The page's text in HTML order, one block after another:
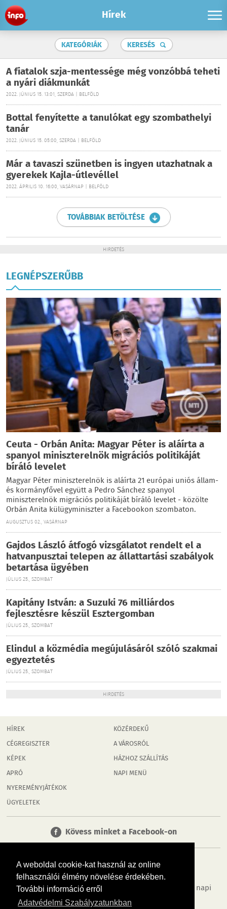
A weboldal cookie-kat használ az online
felhasználói élmény növelése érdekében.
További információ erről
Adatvédelmi Szabályzatunkban
Hírek
KATEGÓRIÁK KERESÉS
A fiatalok szja-mentessége még vonzóbbá teheti
a nyári diákmunkát
2022. JÚNIUS 15. 13:01, SZERDA | BELFÖLD
Bottal fenyítette a tanulókat egy szombathelyi
tanár
2022. JÚNIUS 15. 05:00, SZERDA | BELFÖLD
Már a tavaszi szünetben is ingyen utazhatnak a
gyerekek Kajla-útlevéllel
2022. ÁPRILIS 10. 16:00, VASÁRNAP | BELFÖLD
TOVÁBBIAK BETÖLTÉSE
HIRDETÉS
LEGNÉPSZERŰBB
Ceuta - Orbán Anita: Magyar Péter is aláírta a
spanyol miniszterelnök migrációs politikáját
bíráló levelet
Magyar Péter miniszterelnök is aláírta 21 európai uniós állam-
és kormányfővel együtt a Pedro Sánchez spanyol
miniszterelnök migrációs politikáját bíráló levelet - közölte
Orbán Anita külügyminiszter a Facebookon szombaton.
AUGUSZTUS 02., VASÁRNAP
Gajdos László átfogó vizsgálatot rendelt el a
hatvanpusztai telepen az állattartási szabályok
betartása ügyében
JÚLIUS 25., SZOMBAT
Kapitány István: a Suzuki 76 milliárdos
fejlesztésre készül Esztergomban
JÚLIUS 25., SZOMBAT
Elindul a közmédia megújulásáról szóló szakmai
egyeztetés
JÚLIUS 25., SZOMBAT
HIRDETÉS
HÍREK
CÉGREGISZTER
KÉPEK
APRÓ
NYEREMÉNYJÁTÉKOK
ÜGYELETEK
KÖZÉRDEKŰ
A VÁROSRÓL
HÁZHOZ SZÁLLÍTÁS
NAPI MENÜ
Kövess minket a Facebook-on
Tudj meg többet városodról! Hírek, programok, képek, napi
menü, cégek…. és minden, ami Orosháza